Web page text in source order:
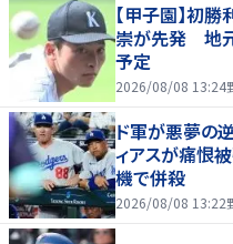
【甲子園】初
崇が先発 地
予定
2026/08/08 13:24
ド軍が悪夢の
ィアスが痛恨
機で併殺
2026/08/08 13:22